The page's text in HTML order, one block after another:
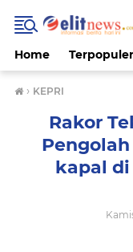
Home Terpopuler
› KEPRI
Rakor
kapal